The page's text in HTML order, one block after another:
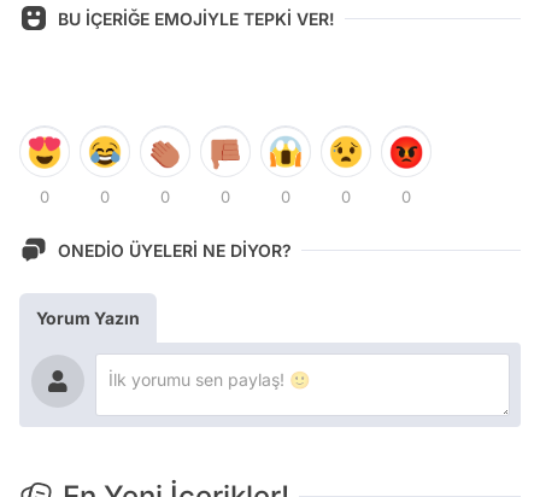
BU İÇERİĞE EMOJİYLE TEPKİ VER!
0 0 0 0 0 0 0
ONEDİO ÜYELERİ NE DİYOR?
Yorum Yazın